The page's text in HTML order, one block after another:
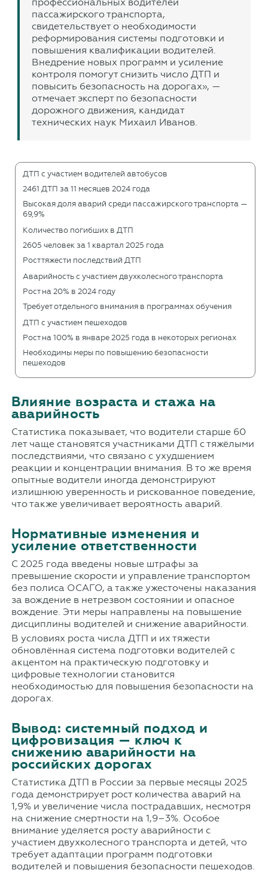
пассажирского транспорта,
свидетельствует о необходимости
реформирования системы подготовки и
повышения квалификации водителей.
Внедрение новых программ и усиление
контроля помогут снизить число ДТП и
повысить безопасность на дорогах», —
отмечает эксперт по безопасности
дорожного движения, кандидат
технических наук Михаил Иванов.
ДТП с участием водителей автобусов
2461 ДТП за 11 месяцев 2024 года
Высокая доля аварий среди пассажирского транспорта —
69,9%
Количество погибших в ДТП
2605 человек за 1 квартал 2025 года
Рост тяжести последствий ДТП
Аварийность с участием двухколесного транспорта
Рост на 20% в 2024 году
Требует отдельного внимания в программах обучения
ДТП с участием пешеходов
Рост на 100% в январе 2025 года в некоторых регионах
Необходимы меры по повышению безопасности
пешеходов
Влияние возраста и стажа на
аварийность
Статистика показывает, что водители старше 60
лет чаще становятся участниками ДТП с тяжёлыми
последствиями, что связано с ухудшением
реакции и концентрации внимания. В то же время
опытные водители иногда демонстрируют
излишнюю уверенность и рискованное поведение,
что также увеличивает вероятность аварий.
Нормативные изменения и
усиление ответственности
С 2025 года введены новые штрафы за
превышение скорости и управление транспортом
без полиса ОСАГО, а также ужесточены наказания
за вождение в нетрезвом состоянии и опасное
вождение. Эти меры направлены на повышение
дисциплины водителей и снижение аварийности.
В условиях роста числа ДТП и их тяжести
обновлённая система подготовки водителей с
акцентом на практическую подготовку и
цифровые технологии становится
необходимостью для повышения безопасности на
дорогах.
Вывод: системный подход и
цифровизация — ключ к
снижению аварийности на
российских дорогах
Статистика ДТП в России за первые месяцы 2025
года демонстрирует рост количества аварий на
1,9% и увеличение числа пострадавших, несмотря
на снижение смертности на 1,9–3%. Особое
внимание уделяется росту аварийности с
участием двухколесного транспорта и детей, что
требует адаптации программ подготовки
водителей и повышения безопасности пешеходов.